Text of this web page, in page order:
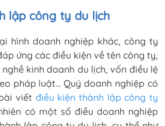
lập công ty du lịch
hình doanh nghiệp khác, công ty
ứng các điều kiện về tên công ty,
kinh doanh du lịch, vốn điều lệ
pháp luật… Quý doanh nghiệp có
viết điều kiện thành lập công ty
có một số điều doanh nghiệp